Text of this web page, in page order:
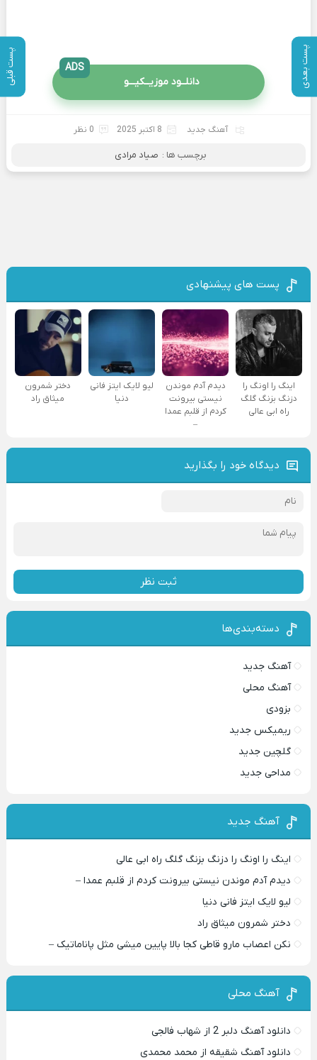
پست بعدی پست قبلی دانلــود موزیــکیـــو
ADS
آهنگ جدید 8 اکتبر 2025 0 نظر
برچسب ها : صیاد مرادی
پست های پیشنهادی
اینگ را اونگ را
دزنگ بزنگ گلگ
راه ابی عالی
دیدم آدم موندن
نیستی بیرونت
کردم از قلبم عمدا
–
لیو لایک ایتز فانی
دنیا
دختر شمرون
میثاق راد
دیدگاه خود را بگذارید
ثبت نظر
دسته‌بندی‌ها
آهنگ جدید
آهنگ محلی
بزودی
ریمیکس جدید
گلچین جدید
مداحی جدید
آهنگ جدید
اینگ را اونگ را دزنگ بزنگ گلگ راه ابی عالی
دیدم آدم موندن نیستی بیرونت کردم از قلبم عمدا –
لیو لایک ایتز فانی دنیا
دختر شمرون میثاق راد
نکن اعصاب مارو قاطی کجا بالا پایین میشی مثل پاناماتیک –
آهنگ محلی
دانلود آهنگ دلبر 2 از شهاب فالجی
دانلود آهنگ شقیقه از محمد محمدی